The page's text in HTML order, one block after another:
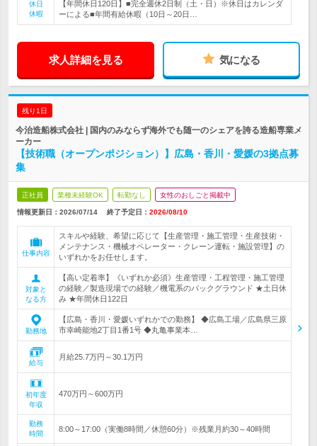
休日
休暇
【年間休日120日】■完全週休2日制（土・日）※休日はカレンダ
ーによる■年間有給休暇（10日～20日…
求人詳細を見る 気になる
残り1日
今治造船株式会社 | 国内のみならず海外でも随一のシェアを誇る造船専業メ
ーカー
【技術職（オープンポジション）】広島・香川・愛媛の3拠点募
集
正社員 業種未経験OK 転勤なし 女性のおしごと掲載中
情報更新日：2026/07/14 終了予定日： 2026/08/10
仕事内容
スキルや経験、希望に応じて【生産管理・施工管理・生産技術・
メンテナンス・機械オペレーター・クレーン運転・施設管理】の
いずれかをお任せします。
対象と
なる方
【高い定着率】《いずれか必須》生産管理・工程管理・施工管理
の経験／製造現場での経験／機電系のバックグラウンド ★土日休
み ★年間休日122日
勤務地
【広島・香川・愛媛いずれかでの勤務】 ◆広島工場／広島県三原
市幸崎能地2丁目1番1号 ◆丸亀事業本…
給与
月給25.7万円～30.1万円
初年度
年収
470万円～600万円
勤務
時間
8:00～17:00（実働8時間／休憩60分）※残業月約30～40時間